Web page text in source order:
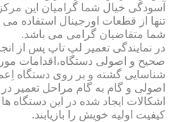
آسودگی خیال شما گرامیان این
تنها از قطعات اورجینال استفاده
شما متقاضیان گرامی می باشد.
در نمایندگی تعمیر لپ تاپ پس از
صحیح و اصولی دستگاه،اقدامات
شناسایی گشته و بر روی دستگاه
اصولی و گام به گام مراحل تعمیر
اشکالات ایجاد شده در این دستگاه
کیفیت اولیه خویش را بازیابند.